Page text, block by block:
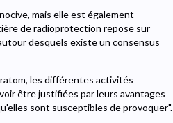
mais elle est également
de radioprotection repose sur
desquels existe un consensus
les différentes activités
être justifiées par leurs avantages
sont susceptibles de provoquer".